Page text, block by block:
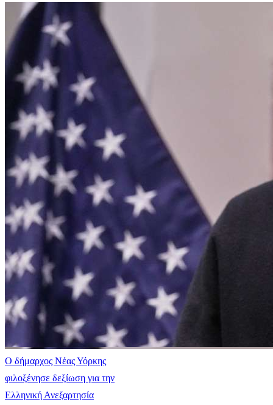
Ο δήμαρχος Νέας Υόρκης
φιλοξένησε δεξίωση για την
Ελληνική Ανεξαρτησία